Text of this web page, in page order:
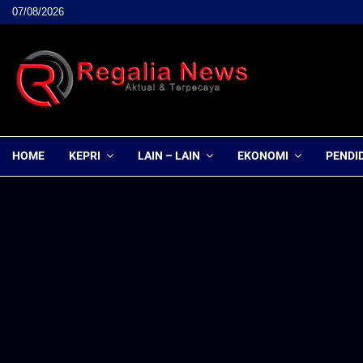
07/08/2026
HOME KEPRI LAIN – LAIN EKONOMI